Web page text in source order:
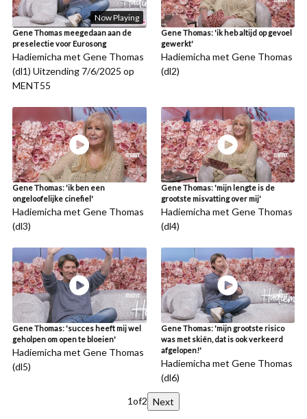
Now Playing
Gene Thomas meegedaan aan de
preselectie voor Eurosong
Hadiemicha met Gene Thomas
(dl1) Uitzending 7/6/2025 op
MENT55
Gene Thomas: 'ik heb altijd op gevoel
gewerkt'
Hadiemicha met Gene Thomas
(dl2)
Gene Thomas: 'ik ben een
ongeloofelijke cinefiel'
Hadiemicha met Gene Thomas
(dl3)
Gene Thomas: 'mijn lengte is de
grootste misvatting over mij'
Hadiemicha met Gene Thomas
(dl4)
Gene Thomas: 'succes heeft mij wel
geholpen om open te bloeien'
Hadiemicha met Gene Thomas
(dl5)
Gene Thomas: 'mijn grootste risico
was met skiën, dat is ook verkeerd
afgelopen!'
Hadiemicha met Gene Thomas
(dl6)
1of2 Next